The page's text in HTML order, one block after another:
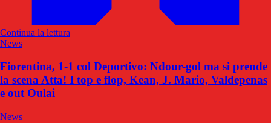
Continua la lettura
News
Fiorentina, 1-1 col Deportivo: Ndour-gol ma si prende
la scena Atta! I top e flop, Kean, J. Mario, Valdepenas
e out Oulai
News